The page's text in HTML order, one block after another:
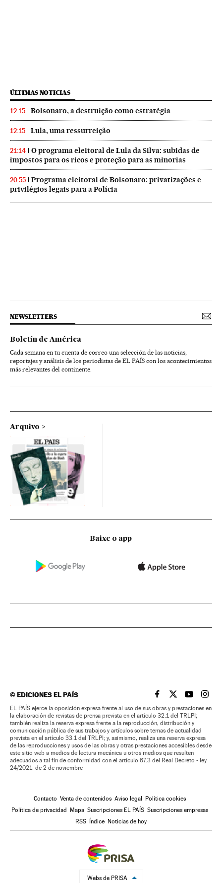
ÚLTIMAS NOTICIAS
12:15 Bolsonaro, a destruição como estratégia
12:15 Lula, uma ressurreição
21:14
O programa eleitoral de Lula da Silva: subidas de
impostos para os ricos e proteção para as minorias
20:55
Programa eleitoral de Bolsonaro: privatizações e
privilégios legais para a Polícia
NEWSLETTERS
Boletín de América
Cada semana en tu cuenta de correo una selección de las noticias,
reportajes y análisis de los periodistas de EL PAÍS con los acontecimientos
más relevantes del continente.
Arquivo
Baixe o app
©EDICIONES EL PAÍS EL PAÍS BRASIL EN
EL PAÍSEL PAÍS
EL
EL PAÍS ejerce la oposición expresa frente al uso de sus obras y prestaciones en
la elaboración de revistas de prensa prevista en el artículo 32.1 del TRLPI;
también realiza la reserva expresa frente a la reproducción, distribución y
comunicación pública de sus trabajos y artículos sobre temas de actualidad
prevista en el artículo 33.1 del TRLPI; y, asimismo, realiza una reserva expresa
de las reproducciones y usos de las obras y otras prestaciones accesibles desde
este sitio web a medios de lectura mecánica u otros medios que resulten
adecuados a tal fin de conformidad con el artículo 67.3 del Real Decreto - ley
24/2021, de 2 de noviembre
Contacto Venta de contenidos Aviso legal Política cookies
Política de privacidad Mapa Suscripciones EL PAÍS Suscripciones empresas
RSS Índice Noticias de hoy
Webs de PRISA